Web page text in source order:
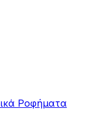
Ροφήματα